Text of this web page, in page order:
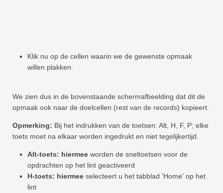
Klik nu op de cellen waarin we de gewenste opmaak
willen plakken.
We zien dus in de bovenstaande schermafbeelding dat dit de
opmaak ook naar de doelcellen (rest van de records) kopieert.
Opmerking: Bij het indrukken van de toetsen: Alt, H, F, P; elke
toets moet na elkaar worden ingedrukt en niet tegelijkertijd.
Alt-toets: hiermee worden de sneltoetsen voor de
opdrachten op het lint geactiveerd
H-toets: hiermee selecteert u het tabblad 'Home' op het
lint